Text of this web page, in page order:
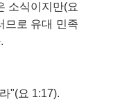
소식이지만(요
므로 유대 민족
"(요 1:17).